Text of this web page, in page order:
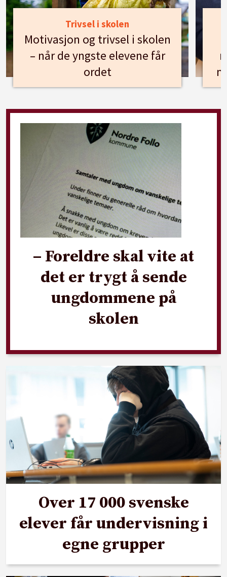
Trivsel i skolen
Motivasjon og trivsel i skolen
– når de yngste elevene får
ordet
– Foreldre skal vite at
det er trygt å sende
ungdommene på
skolen
Over 17 000 svenske
elever får undervisning i
egne grupper